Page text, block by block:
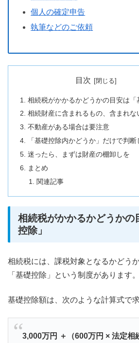
個人の確定申告
執筆などのご依頼
目次
相続税がかかるかどうかの目安は「
相続財産に含まれるもの、含まれな
不動産がある場合は要注意
「基礎控除内かどうか」だけで判断
迷ったら、まずは財産の棚卸しを
まとめ
関連記事
相続税がかかるかどうかの
控除」
相続税には、課税対象となるかどう
「基礎控除」という制度があります。
基礎控除額は、次のような計算式で
3,000万円 ＋（600万円 × 法定相